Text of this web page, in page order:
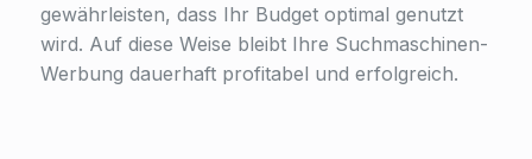
gewährleisten, dass Ihr Budget optimal genutzt
wird. Auf diese Weise bleibt Ihre Suchmaschinen-
Werbung dauerhaft profitabel und erfolgreich.